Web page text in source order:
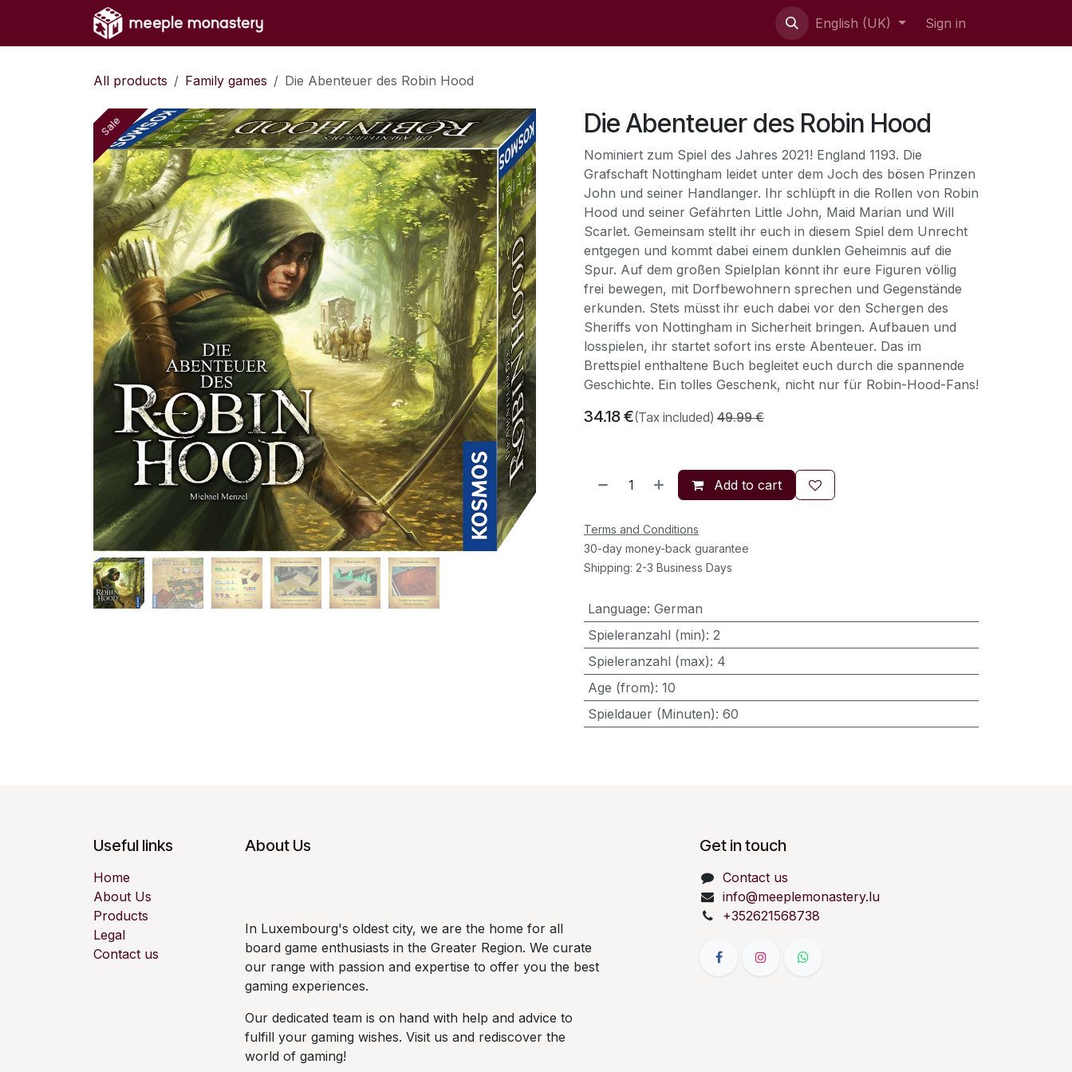
English (UK) Sign in
All products Family games Die Abenteuer des Robin Hood
Sale
Sale Die Abenteuer des Robin Hood
Nominiert zum Spiel des Jahres 2021! England 1193. Die
Grafschaft Nottingham leidet unter dem Joch des bösen Prinzen
John und seiner Handlanger. Ihr schlüpft in die Rollen von Robin
Hood und seiner Gefährten Little John, Maid Marian und Will
Scarlet. Gemeinsam stellt ihr euch in diesem Spiel dem Unrecht
entgegen und kommt dabei einem dunklen Geheimnis auf die
Spur. Auf dem großen Spielplan könnt ihr eure Figuren völlig
frei bewegen, mit Dorfbewohnern sprechen und Gegenstände
erkunden. Stets müsst ihr euch dabei vor den Schergen des
Sheriffs von Nottingham in Sicherheit bringen. Aufbauen und
losspielen, ihr startet sofort ins erste Abenteuer. Das im
Brettspiel enthaltene Buch begleitet euch durch die spannende
Geschichte. Ein tolles Geschenk, nicht nur für Robin-Hood-Fans!
34.18€(Tax included) 49.99€
Add to cart
Terms and Conditions
30-day money-back guarantee
Shipping: 2-3 Business Days
Language: German
Spieleranzahl (min): 2
Spieleranzahl (max): 4
Age (from): 10
Spieldauer (Minuten): 60
Useful links
Home
About Us
Products
Legal
Contact us
About Us
In Luxembourg's oldest city, we are the home for all
board game enthusiasts in the Greater Region. We curate
our range with passion and expertise to offer you the best
gaming experiences.
Our dedicated team is on hand with help and advice to
fulfill your gaming wishes. Visit us and rediscover the
world of gaming!
Get in touch
Contact us
info@meeplemonastery.lu
+352621568738